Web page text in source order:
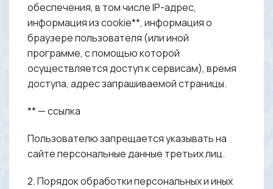
обеспечения, в том числе IP-адрес,
информация из cookie**, информация о
браузере пользователя (или иной
программе, с помощью которой
осуществляется доступ к сервисам), время
доступа, адрес запрашиваемой страницы.
** — ссылка
Пользователю запрещается указывать на
сайте персональные данные третьих лиц.
2. Порядок обработки персональных и иных